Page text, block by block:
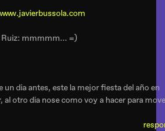
Ruiz: mmmmm... =)
un dia antes, este la mejor fiesta del año en
al otro dia nose como voy a hacer para